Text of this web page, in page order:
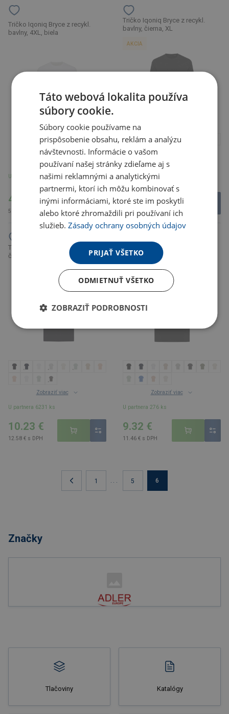
Tričko Iqoniq Bryce z recykl.
bavlny, 4XL, biela
U partnera 683 ks
4.08 €
5.02 € s DPH
Tričko Iqoniq Bryce z recykl.
bavlny, čierna, XL
AKCIA
Zobraziť viac
U partnera 3903 ks
4.08 €
5.02 € s DPH
Tričko Iqoniq Kakadu relaxed fit,
čierna, L
Zobraziť viac
U partnera 6231 ks
10.23 €
12.58 € s DPH
Tričko Iqoniq Teide z bavlny,
čierna, 4XL
Zobraziť viac
U partnera 276 ks
9.32 €
11.46 € s DPH
1 ... 5 6
Značky
Tlačoviny Katalógy
Táto webová lokalita používa
súbory cookie.
Súbory cookie používame na
prispôsobenie obsahu, reklám a analýzu
návštevnosti. Informácie o vašom
používaní našej stránky zdieľame aj s
našimi reklamnými a analytickými
partnermi, ktorí ich môžu kombinovať s
inými informáciami, ktoré ste im poskytli
alebo ktoré zhromaždili pri používaní ich
služieb.Zásady ochrany osobných údajov
PRIJAŤ VŠETKO
ODMIETNUŤ VŠETKO
ZOBRAZIŤ PODROBNOSTI